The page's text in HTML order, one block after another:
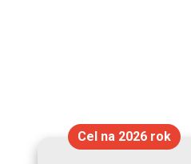
Cel na 2026 rok